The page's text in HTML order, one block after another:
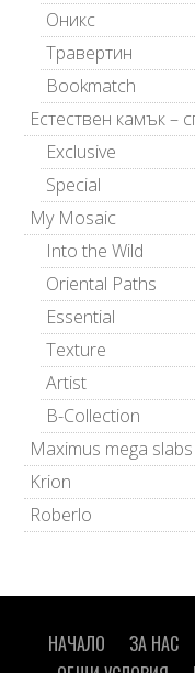
Оникс
Травертин
Bookmatch
Естествен камък –
Exclusive
Special
My Mosaic
Into the Wild
Oriental Paths
Essential
Texture
Artist
B-Collection
Maximus mega slabs
Krion
Roberlo
НАЧАЛО ЗА НАС